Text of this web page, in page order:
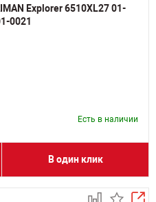
Explorer 6510XL27 01-
0021
Есть в наличии
В один клик